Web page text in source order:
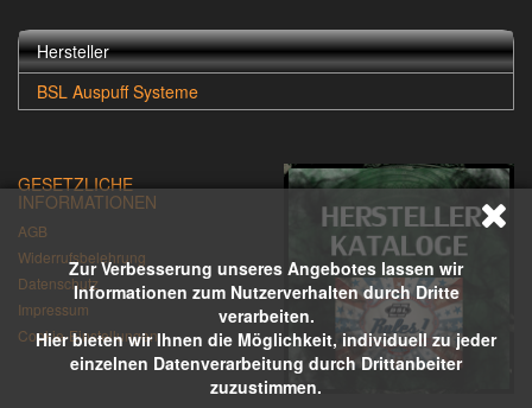
Zur Verbesserung unseres Angebotes lassen wir
Informationen zum Nutzerverhalten durch Dritte
verarbeiten.
Hier bieten wir Ihnen die Möglichkeit, individuell zu jeder
einzelnen Datenverarbeitung durch Drittanbeiter
zuzustimmen.
Hersteller
BSL Auspuff Systeme
GESETZLICHE
INFORMATIONEN
AGB
Widerrufsbelehrung
Datenschutz
Impressum
Cookie-Einstellungen